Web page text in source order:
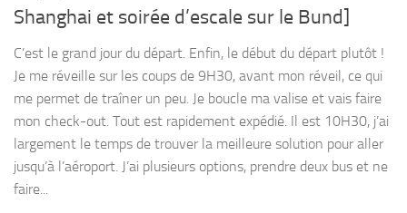
Shanghai et soirée d’escale sur le Bund]
C’est le grand jour du départ. Enfin, le début du départ plutôt !
Je me réveille sur les coups de 9H30, avant mon réveil, ce qui
me permet de traîner un peu. Je boucle ma valise et vais faire
mon check-out. Tout est rapidement expédié. Il est 10H30, j’ai
largement le temps de trouver la meilleure solution pour aller
jusqu’à l’aéroport. J’ai plusieurs options, prendre deux bus et ne
faire...